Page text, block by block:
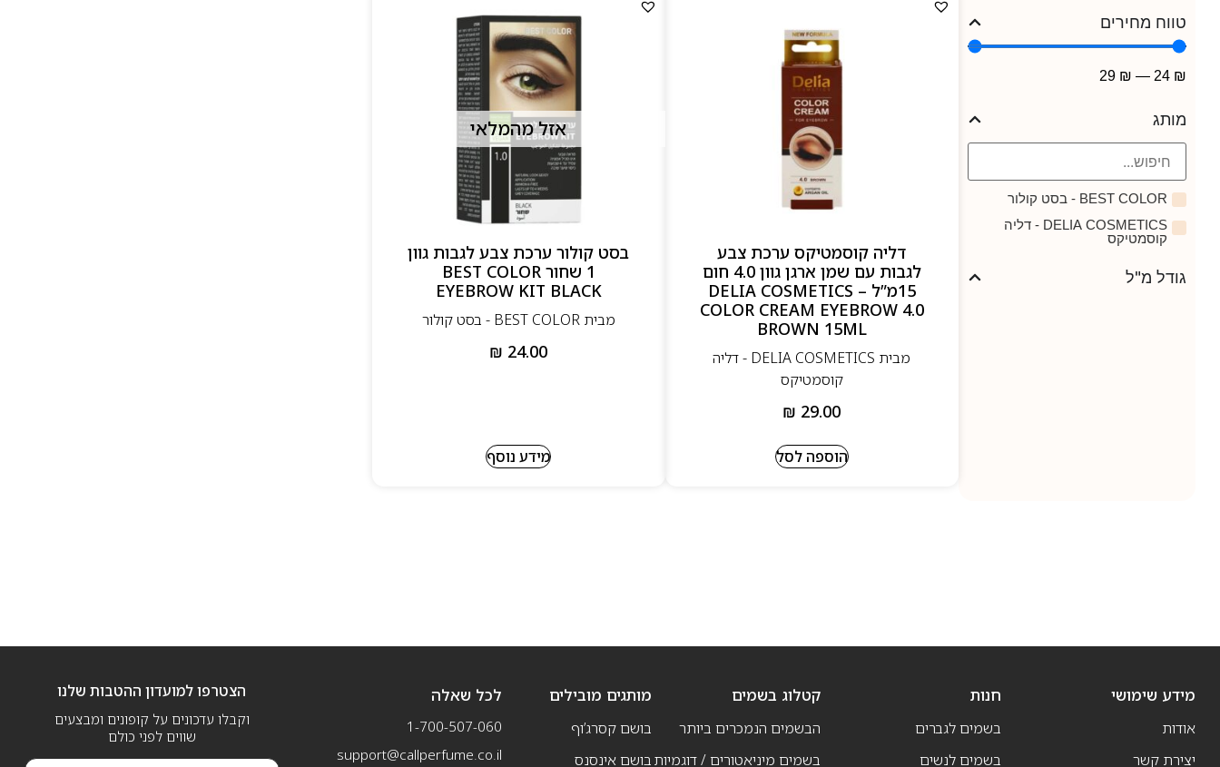
טווח מחירים
₪
24
—
₪
29
מותג
BEST COLOR - בסט קולור
DELIA COSMETICS - דליה
קוסמטיקס
גודל מ"ל
דליה קוסמטיקס ערכת צבע
לגבות עם שמן ארגן גוון 4.0 חום
15מ”ל – DELIA COSMETICS
COLOR CREAM EYEBROW 4.0
BROWN 15ML
מבית DELIA COSMETICS - דליה
קוסמטיקס
₪ 29.00
הוספה לסל
אזל מהמלאי
בסט קולור ערכת צבע לגבות גוון
1 שחור BEST COLOR
EYEBROW KIT BLACK
מבית BEST COLOR - בסט קולור
₪ 24.00
מידע נוסף
מידע שימושי
אודות
יצירת קשר
חנות
בשמים לגברים
בשמים לנשים
קטלוג בשמים
הבשמים הנמכרים ביותר
בשמים מיניאטורים / דוגמיות
מותגים מובילים
בושם קסרג’וף
בושם אינסנס
לכל שאלה
1-700-507-060
support@callperfume.co.il
הצטרפו למועדון ההטבות שלנו
וקבלו עדכונים על קופונים ומבצעים
שווים לפני כולם